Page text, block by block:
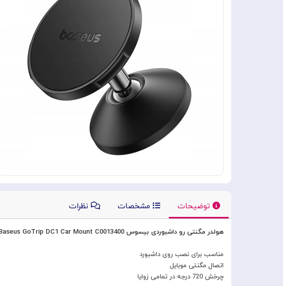
توضیحات مشخصات نظرات
هولدر مگنتی رو داشبوردی بیسوس Baseus GoTrip DC1 Car Mount C0013400
مناسب برای نصب روی داشبورد
اتصال مگنتی موبایل
چرخش 720 درجه در تمامی زوایا